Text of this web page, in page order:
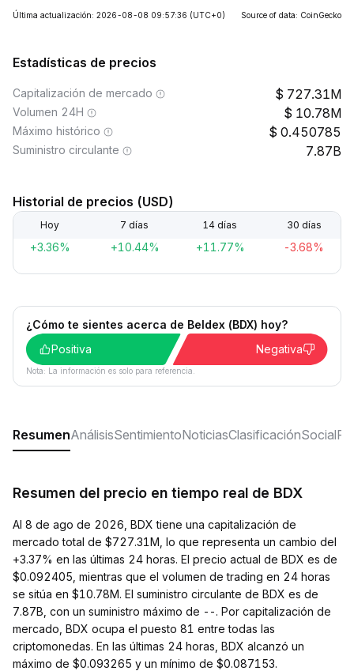
Última actualización: 2026-08-08 09:57:36 (UTC+0) Source of data: CoinGecko
Estadísticas de precios
Capitalización de mercado 727.31M
Volumen 24H 10.78M
Máximo histórico 0.450785
Suministro circulante 7.87B
Historial de precios (USD)
Hoy 7 días 14 días 30 días
+3.36% +10.44% +11.77% -3.68%
¿Cómo te sientes acerca de Beldex (BDX) hoy?
Positiva
Negativa
Nota: La información es solo para referencia.
ResumenAnálisisSentimientoNoticiasClasificaciónSocial
Resumen del precio en tiempo real de BDX
Al 8 de ago de 2026, BDX tiene una capitalización de
mercado total de $727.31M, lo que representa un cambio del
+3.37% en las últimas 24 horas. El precio actual de BDX es de
$0.092405, mientras que el volumen de trading en 24 horas
se sitúa en $10.78M. El suministro circulante de BDX es de
7.87B, con un suministro máximo de --. Por capitalización de
mercado, BDX ocupa el puesto 81 entre todas las
criptomonedas. En las últimas 24 horas, BDX alcanzó un
máximo de $0.093265 y un mínimo de $0.087153.